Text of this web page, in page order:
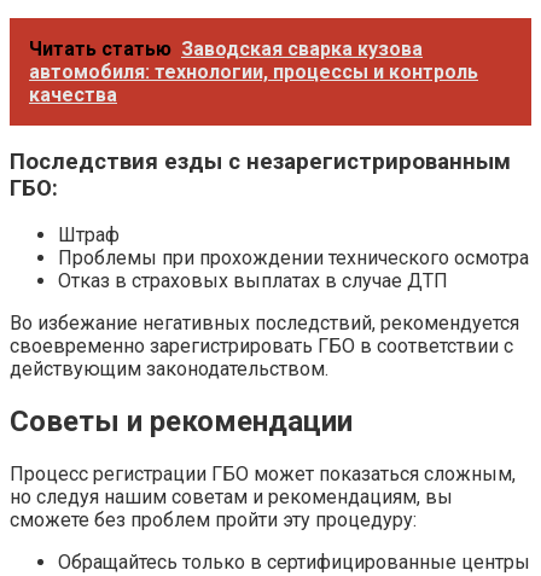
Читать статью Заводская сварка кузова
автомобиля: технологии, процессы и контроль
качества
Последствия езды с незарегистрированным
ГБО:
Штраф
Проблемы при прохождении технического осмотра
Отказ в страховых выплатах в случае ДТП
Во избежание негативных последствий, рекомендуется
своевременно зарегистрировать ГБО в соответствии с
действующим законодательством.
Советы и рекомендации
Процесс регистрации ГБО может показаться сложным,
но следуя нашим советам и рекомендациям, вы
сможете без проблем пройти эту процедуру:
Обращайтесь только в сертифицированные центры